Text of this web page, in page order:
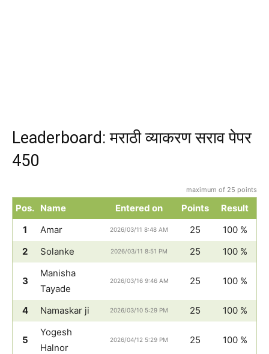
Leaderboard: मराठी व्याकरण सराव पेपर
450
maximum of 25 points
Pos. Name Entered on Points
Result
1
Amar 2026/03/11 8:48 AM 25
100 %
2
Solanke 2026/03/11 8:51 PM 25 100 %
3
Manisha
Tayade
2026/03/16 9:46 AM 25 100 %
4 Namaskar ji 2026/03/10 5:29 PM 25 100 %
5
Yogesh
Halnor
2026/04/12 5:29 PM 25 100 %